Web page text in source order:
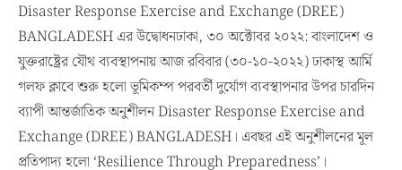
Disaster Response Exercise and Exchange (DREE)
BANGLADESH এর উদ্বোধনঢাকা, ৩০ অক্টোবর ২০২২: বাংলাদেশ ও
যুক্তরাষ্ট্রের যৌথ ব্যবস্থাপনায় আজ রবিবার (৩০-১০-২০২২) ঢাকাস্থ আর্মি
গলফ ক্লাবে শুরু হলো ভূমিকম্প পরবর্তী দুর্যোগ ব্যবস্থাপনার উপর চারদিন
ব্যাপী আন্তর্জাতিক অনুশীলন Disaster Response Exercise and
Exchange (DREE) BANGLADESH। এবছর এই অনুশীলনের মূল
প্রতিপাদ্য হলো ‘Resilience Through Preparedness’।